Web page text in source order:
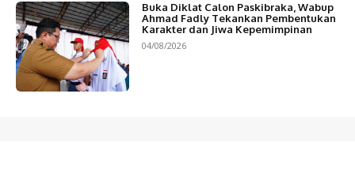
Buka Diklat Calon Paskibraka, Wabup
Ahmad Fadly Tekankan Pembentukan
Karakter dan Jiwa Kepemimpinan
04/08/2026